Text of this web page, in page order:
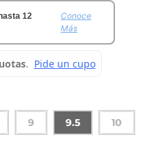
hasta 12
Conoce
Más
9 9.5 10